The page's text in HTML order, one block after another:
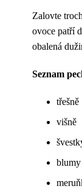
Zalovte
ovoce patří
obalená
Seznam
třešně
višně
blumy